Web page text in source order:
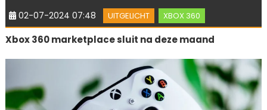
02-07-2024 07:48 UITGELICHT XBOX 360
Xbox 360 marketplace sluit na deze maand